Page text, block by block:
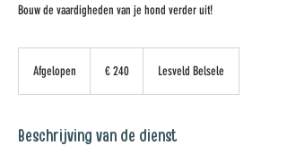
Bouw de vaardigheden van je hond verder uit!
Afgelopen
l
€ 240 Lesveld Belsele
Beschrijving van de dienst